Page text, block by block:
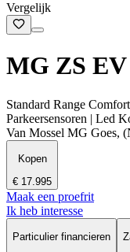
Vergelijk
MG ZS EV
Standard Range
Parkeersensoren | Led
Van Mossel MG Goes,
Kopen
€ 17.995
Maak een proefrit
Ik heb interesse
Particulier financieren